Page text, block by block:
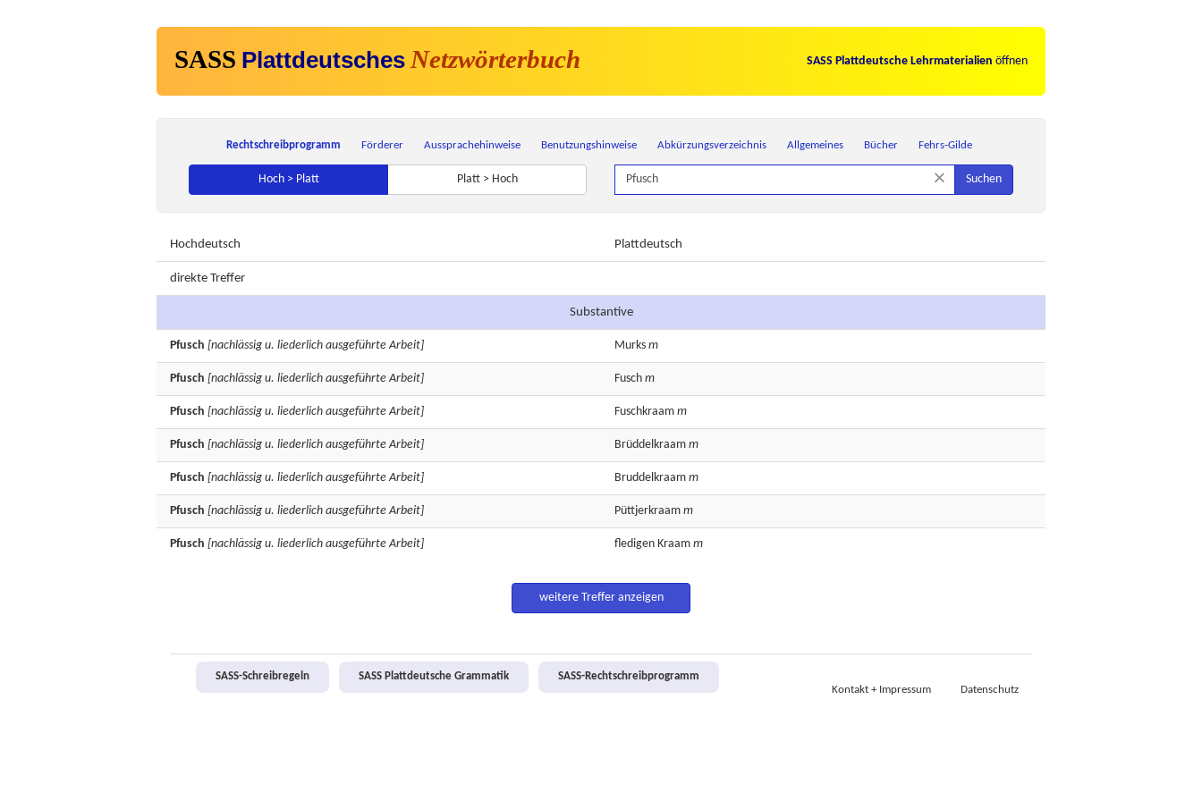
SASS Plattdeutsches Netzwörterbuch SASS Plattdeutsche Lehrmaterialien öffnen
Rechtschreibprogramm Förderer Aussprachehinweise Benutzungshinweise Abkürzungsverzeichnis Allgemeines Bücher Fehrs-Gilde
Hoch > Platt Platt > Hoch × Suchen
Hochdeutsch Plattdeutsch
direkte Treffer
Substantive
Pfusch [nachlässig u. liederlich ausgeführte Arbeit] Murks m
Pfusch [nachlässig u. liederlich ausgeführte Arbeit] Fusch m
Pfusch [nachlässig u. liederlich ausgeführte Arbeit] Fuschkraam m
Pfusch [nachlässig u. liederlich ausgeführte Arbeit] Brüddelkraam m
Pfusch [nachlässig u. liederlich ausgeführte Arbeit] Bruddelkraam m
Pfusch [nachlässig u. liederlich ausgeführte Arbeit] Püttjerkraam m
Pfusch [nachlässig u. liederlich ausgeführte Arbeit] fledigen Kraam m
weitere Treffer anzeigen
SASS-Schreibregeln SASS Plattdeutsche Grammatik
SASS-Rechtschreibprogramm
Kontakt + Impressum
Datenschutz